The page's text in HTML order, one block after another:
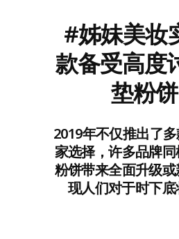
#姊妹美妆
款备受高度
垫粉饼
2019年不仅推出了
家选择，许多品牌
粉饼带来全面升级
现人们对于时下底